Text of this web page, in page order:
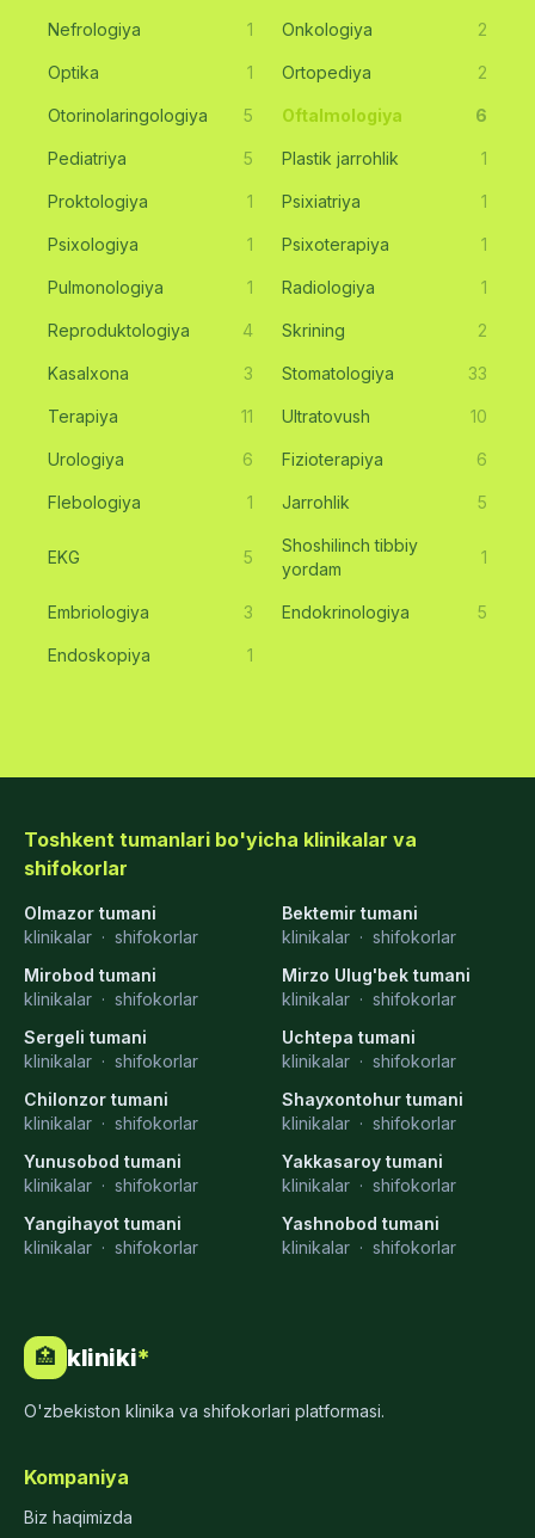
Nefrologiya 1 Onkologiya 2
Optika 1 Ortopediya 2
Otorinolaringologiya 5 Oftalmologiya 6
Pediatriya 5 Plastik jarrohlik 1
Proktologiya 1 Psixiatriya 1
Psixologiya 1 Psixoterapiya 1
Pulmonologiya 1 Radiologiya 1
Reproduktologiya 4 Skrining 2
Kasalxona 3 Stomatologiya 33
Terapiya 11 Ultratovush 10
Urologiya 6 Fizioterapiya 6
Flebologiya 1 Jarrohlik 5
EKG 5
Shoshilinch tibbiy
yordam
1
Embriologiya 3 Endokrinologiya 5
Endoskopiya 1
Toshkent tumanlari bo'yicha klinikalar va
shifokorlar
Olmazor tumani
klinikalar · shifokorlar
Bektemir tumani
klinikalar · shifokorlar
Mirobod tumani
klinikalar · shifokorlar
Mirzo Ulug'bek tumani
klinikalar · shifokorlar
Sergeli tumani
klinikalar · shifokorlar
Uchtepa tumani
klinikalar · shifokorlar
Chilonzor tumani
klinikalar · shifokorlar
Shayxontohur tumani
klinikalar · shifokorlar
Yunusobod tumani
klinikalar · shifokorlar
Yakkasaroy tumani
klinikalar · shifokorlar
Yangihayot tumani
klinikalar · shifokorlar
Yashnobod tumani
klinikalar · shifokorlar
🏥 kliniki*
O'zbekiston klinika va shifokorlari platformasi.
Kompaniya
Biz haqimizda